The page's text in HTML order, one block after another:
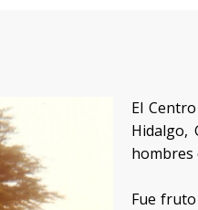
El
Hidalgo,
hombres
Fue